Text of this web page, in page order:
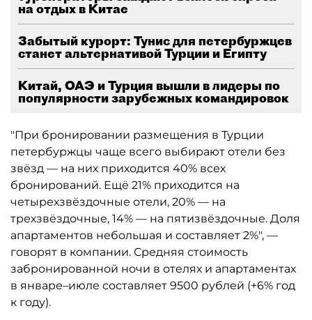
на отдых в Китае
Забытый курорт: Тунис для петербуржцев
станет альтернативой Турции и Египту
Китай, ОАЭ и Турция вышли в лидеры по
популярности зарубежных командировок
"При бронировании размещения в Турции
петербуржцы чаще всего выбирают отели без
звёзд — на них приходится 40% всех
бронирований. Ещё 21% приходится на
четырехзвёздочные отели, 20% — на
трехзвёздочные, 14% — на пятизвёздочные. Доля
апартаментов небольшая и составляет 2%", —
говорят в компании. Средняя стоимость
забронированной ночи в отелях и апартаментах
в январе–июле составляет 9500 рублей (+6% год
к году).